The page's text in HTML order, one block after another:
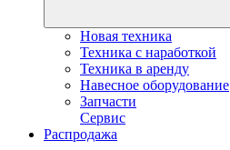
Новая техника
Техника с наработкой
Техника в аренду
Навесное оборудование
Запчасти
Сервис
Распродажа